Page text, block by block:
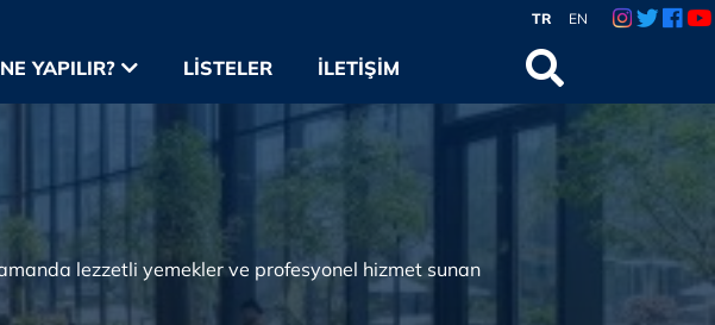
TR EN
NE YAPILIR? LISTELER İLETIŞIM
lezzetli yemekler ve profesyonel hizmet sunan